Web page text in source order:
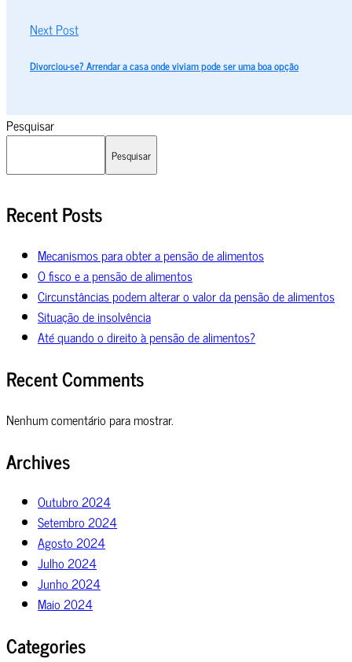
Next Post
Divorciou-se? Arrendar a casa onde viviam pode ser uma boa opção
Pesquisar
Pesquisar
Recent Posts
Mecanismos para obter a pensão de alimentos
O fisco e a pensão de alimentos
Circunstâncias podem alterar o valor da pensão de alimentos
Situação de insolvência
Até quando o direito à pensão de alimentos?
Recent Comments
Nenhum comentário para mostrar.
Archives
Outubro 2024
Setembro 2024
Agosto 2024
Julho 2024
Junho 2024
Maio 2024
Categories